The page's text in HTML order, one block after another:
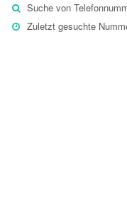
Suche von
Zuletzt gesuchte